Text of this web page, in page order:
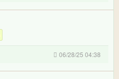
06/28/25 04:38